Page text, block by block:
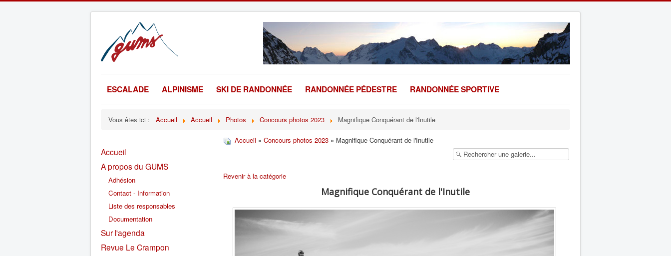
ESCALADE ALPINISME SKI DE RANDONNÉE RANDONNÉE PÉDESTRE RANDONNÉE SPORTIVE
Vous êtes ici : Accueil Accueil Photos Concours photos 2023 Magnifique Conquérant de l'Inutile
Accueil
A propos du GUMS
Adhésion
Contact - Information
Liste des responsables
Documentation
Sur l'agenda
Revue Le Crampon
Accueil » Concours photos 2023 » Magnifique Conquérant de l'Inutile
Revenir à la catégorie
Magnifique Conquérant de l'Inutile